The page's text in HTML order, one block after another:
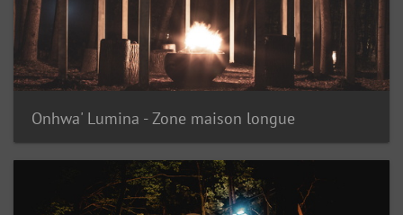
Onhwa' Lumina - Zone maison longue